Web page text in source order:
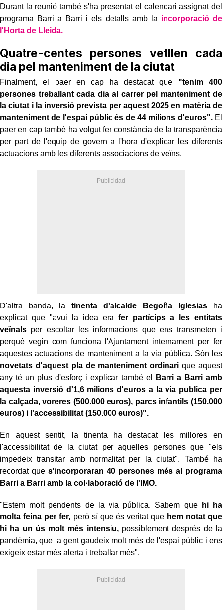
Durant la reunió també s'ha presentat el calendari assignat del
programa Barri a Barri i els detalls amb la incorporació de
l'Horta de Lleida.
Quatre-centes persones vetllen cada
dia pel manteniment de la ciutat
Finalment, el paer en cap ha destacat que "tenim 400
persones treballant cada dia al carrer pel manteniment de
la ciutat i la inversió prevista per aquest 2025 en matèria de
manteniment de l'espai públic és de 44 milions d'euros".El
paer en cap també ha volgut fer constància de la transparència
per part de l'equip de govern a l'hora d'explicar les diferents
actuacions amb les diferents associacions de veïns.
D'altra banda, la tinenta d'alcalde Begoña Iglesiasha
explicat que "avui la idea era fer partícips a les entitats
veïnals per escoltar les informacions que ens transmeten i
perquè vegin com funciona l'Ajuntament internament per fer
aquestes actuacions de manteniment a la via pública. Són les
novetats d'aquest pla de manteniment ordinari que aquest
any té un plus d'esforç i explicar també el
Barri a Barri amb
aquesta inversió d'1,6 milions d'euros a la via publica per
la calçada, voreres (500.000 euros), parcs infantils (150.000
euros) i l'accessibilitat (150.000 euros)".
En aquest sentit, la tinenta ha destacat les millores en
l'accessibilitat de la ciutat per aquelles persones que "els
impedeix transitar amb normalitat per la ciutat". També ha
recordat que s'incorporaran 40 persones més al programa
Barri a Barri amb la col·laboració de l'IMO.
"Estem molt pendents de la via pública. Sabem quehi ha
molta feina per fer, però sí que és veritat que hem notat que
hi ha un ús molt més intensiu,possiblement després de la
pandèmia, que la gent gaudeix molt més de l'espai públic i ens
exigeix estar més alerta i treballar més".